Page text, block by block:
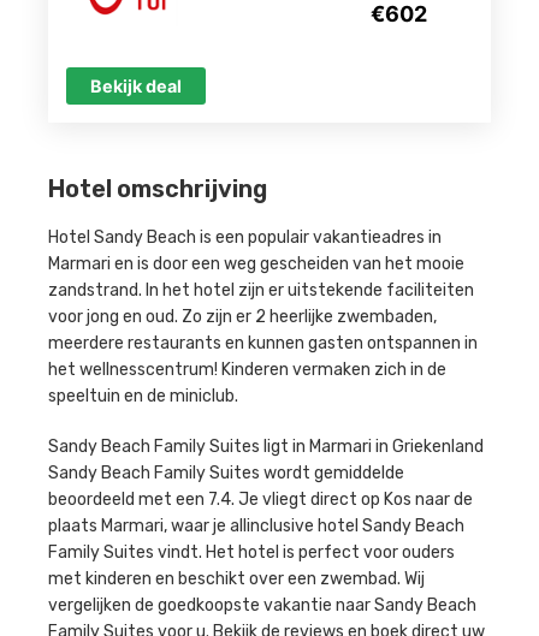
Hotel omschrijving
Hotel Sandy Beach is een populair vakantieadres in
Marmari en is door een weg gescheiden van het mooie
zandstrand. In het hotel zijn er uitstekende faciliteiten
voor jong en oud. Zo zijn er 2 heerlijke zwembaden,
meerdere restaurants en kunnen gasten ontspannen in
het wellnesscentrum! Kinderen vermaken zich in de
speeltuin en de miniclub.
Sandy Beach Family Suites ligt in Marmari in Griekenland
Sandy Beach Family Suites wordt gemiddelde
beoordeeld met een 7.4. Je vliegt direct op Kos naar de
plaats Marmari, waar je allinclusive hotel Sandy Beach
Family Suites vindt. Het hotel is perfect voor ouders
met kinderen en beschikt over een zwembad. Wij
vergelijken de goedkoopste vakantie naar Sandy Beach
€602
Bekijk deal